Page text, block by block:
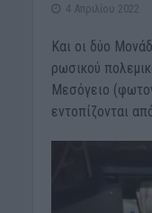
4 Απριλίου 2022
Και οι δύο
ρωσικού
Μεσόγειο
εντοπίζονται